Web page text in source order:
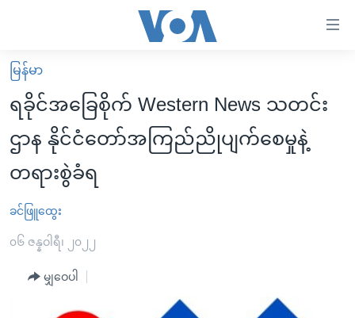
လွယ်ကူ
စေ
Link
များ
ပင်မ
အကြောင်းအရာ
ကျော်
မူလစာမျက်နှာ
မြန်မာ
ကမ္ဘာ့သတင်းများ
နိုင်ငံတကာ
အစ္စရေး-ပါလက်စတိုင်း
ဗွီဒီယို
အင်္ဂလိပ်စာလေ့လာမယ်
အမေရိကန်သုံးအီဒီယံ
မကြေးမုံရဲ့ အင်္ဂလိပ်စာ
အပတ်စဉ်ကဏ္ဍများ
ရေဒီယိုနှင့်ရုပ်သံ အချက်အလက်များ
မြန်မာ
ရခိုင်အခြေစိုက် Western News သတင်း
ဌာန နိုင်ငံတော်အကြည်ညိုပျက်စေမှုနဲ့
တရားစွဲခံရ
ခင်ဖြူထွေး
၀၆ ဇန္နဝါရီ၊ ၂၀၂၂
မျှဝေပါ